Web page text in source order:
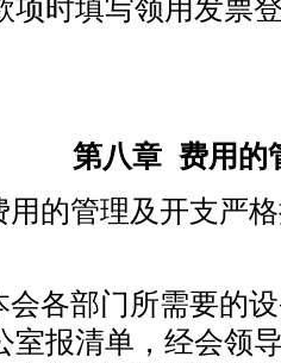
项时填写领用发票
第八章 费用的
的管理及开支严
各部门所需要的
室报清单，经会领